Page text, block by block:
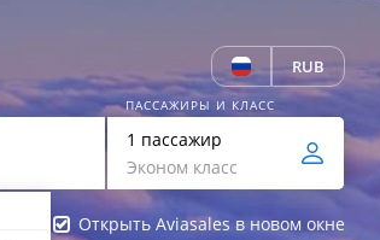
RUB
ПАССАЖИРЫ И КЛАСС
1 пассажир
Эконом класс
Открыть Aviasales в новом окне